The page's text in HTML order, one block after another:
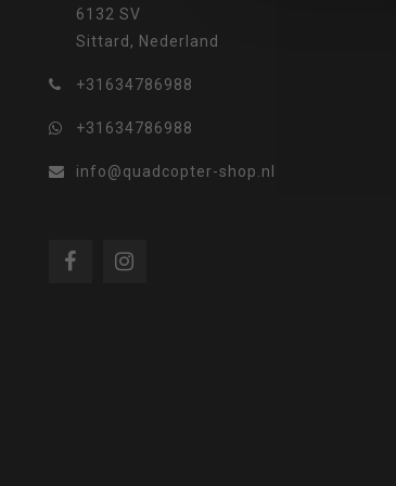
6132 SV
Sittard, Nederland
+31634786988
+31634786988
info@quadcopter-shop.nl